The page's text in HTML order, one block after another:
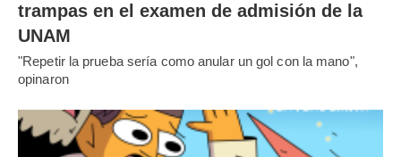
trampas en el examen de admisión de la
UNAM
"Repetir la prueba sería como anular un gol con la mano",
opinaron